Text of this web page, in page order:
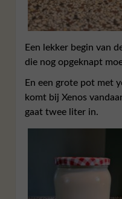
Een lekker begin van
die nog opgeknapt
En een grote pot met
komt bij Xenos
gaat twee liter in.